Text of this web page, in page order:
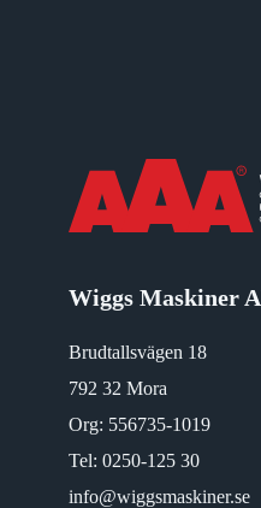
Wiggs Maskiner
Brudtallsvägen 18
792 32 Mora
Org: 556735-1019
Tel: 0250-125 30
info@wiggsmaskiner.se